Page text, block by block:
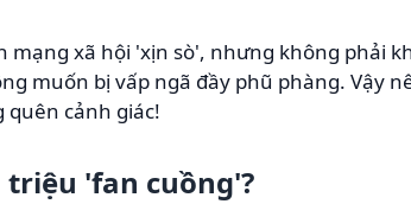
mạng xã hội 'xịn sò', nhưng không phải
muốn bị vấp ngã đầy phũ phàng. Vậy
quên cảnh giác!
triệu 'fan cuồng'?